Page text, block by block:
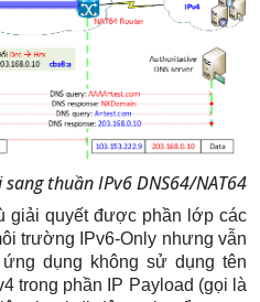
thuần IPv6 DNS64/NAT64
giải quyết được phần lớp các
trường IPv6-Only nhưng vẫn
dụng không sử dụng tên
trong phần IP Payload (gọi là